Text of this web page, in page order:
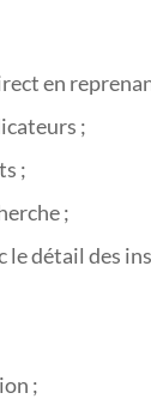
en
;
;
;
le détail des
;